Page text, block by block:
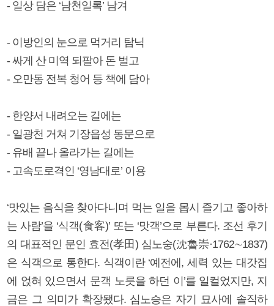
- 일상 담은 ‘남천일록’ 남겨
- 이방인의 눈으로 먹거리 탐닉
- 싸게 산 미역 되팔아 돈 벌고
- 오만동 전복 청어 등 책에 담아
- 한양서 내려오는 길에는
- 일광천 거쳐 기장읍성 동문으로
- 유배 끝나 올라가는 길에는
- 고속도로격인 ‘영남대로’ 이용
‘맛있는 음식을 찾아다니며 먹는 일을 몹시 즐기고 좋아하
는 사람’을 ‘식객(食客)’ 또는 ‘맛객’으로 부른다. 조선 후기
의 대표적인 문인 효전(孝田) 심노숭(沈魯崇·1762∼1837)
은 식객으로 통한다. 식객이란 ‘예전에, 세력 있는 대갓집
에 얹혀 있으면서 문객 노릇을 하던 이’를 일컬었지만, 지
금은 그 의미가 확장됐다. 심노승은 자기 묘사에 솔직하